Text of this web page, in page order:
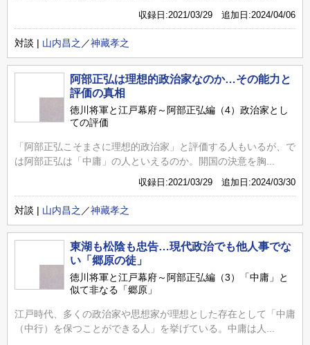
収録日:2021/03/29 追加日:2024/04/06
対談 | 山内昌之 ／神藏孝之
阿部正弘は理想的政治家なのか…その能力と
評価の真相
徳川将軍と江戸幕府～阿部正弘編（4）政治家とし
ての評価
「阿部正弘こそまさに理想的政治家」と評価する人もいるが、で
は阿部正弘は「中庸」の人といえるのか。開国の決意を胸...
収録日:2021/03/29 追加日:2024/03/30
対談 | 山内昌之 ／神藏孝之
東湖も松陰も忠告…現代政治でも他人事でな
い「郷原の徒」
徳川将軍と江戸幕府～阿部正弘編（3）「中庸」と
似て非なる「郷原」
江戸時代、多くの政治家や思想家が理想とした存在として「中庸
（中行）を保つことができる人」を挙げている。中庸は人...